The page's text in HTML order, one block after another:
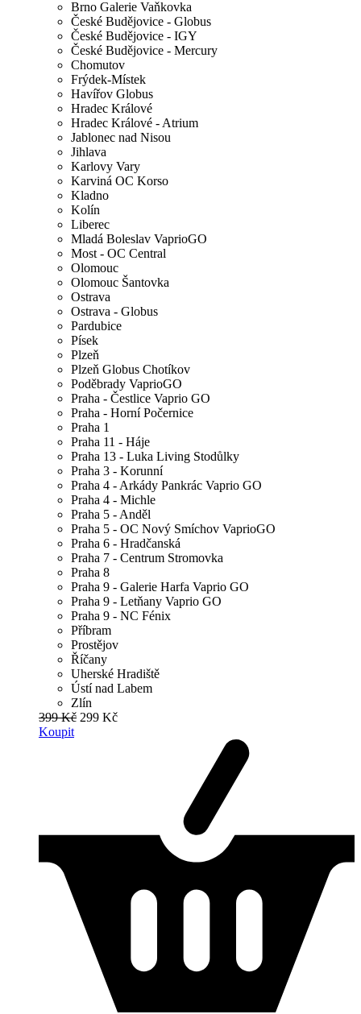
Brno Galerie Vaňkovka
České Budějovice - Globus
České Budějovice - IGY
České Budějovice - Mercury
Chomutov
Frýdek-Místek
Havířov Globus
Hradec Králové
Hradec Králové - Atrium
Jablonec nad Nisou
Jihlava
Karlovy Vary
Karviná OC Korso
Kladno
Kolín
Liberec
Mladá Boleslav VaprioGO
Most - OC Central
Olomouc
Olomouc Šantovka
Ostrava
Ostrava - Globus
Pardubice
Písek
Plzeň
Plzeň Globus Chotíkov
Poděbrady VaprioGO
Praha - Čestlice Vaprio GO
Praha - Horní Počernice
Praha 1
Praha 11 - Háje
Praha 13 - Luka Living Stodůlky
Praha 3 - Korunní
Praha 4 - Arkády Pankrác Vaprio GO
Praha 4 - Michle
Praha 5 - Anděl
Praha 5 - OC Nový Smíchov VaprioGO
Praha 6 - Hradčanská
Praha 7 - Centrum Stromovka
Praha 8
Praha 9 - Galerie Harfa Vaprio GO
Praha 9 - Letňany Vaprio GO
Praha 9 - NC Fénix
Příbram
Prostějov
Říčany
Uherské Hradiště
Ústí nad Labem
Zlín
399 Kč 299 Kč
Koupit